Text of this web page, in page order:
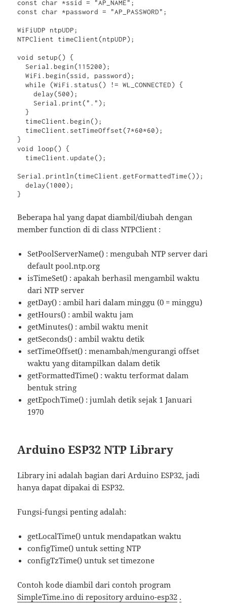
const char *ssid = "AP_NAME";
const char *password = "AP_PASSWORD";
WiFiUDP ntpUDP;
NTPClient timeClient(ntpUDP);
void setup() {
  WiFi.begin(ssid, password);
  while (WiFi.status() != WL_CONNECTED) {
    delay(500);
  }
}
void loop() {
Serial.println(timeClient.getFormattedTime());
  delay(1000);
}
Beberapa hal yang dapat diambil/diubah dengan
member function di di class NTPClient :
SetPoolServerName() : mengubah NTP server dari
default pool.ntp.org
isTimeSet() : apakah berhasil mengambil waktu
dari NTP server
getDay() : ambil hari dalam minggu (0 = minggu)
getHours() : ambil waktu jam
getMinutes() : ambil waktu menit
getSeconds() : ambil waktu detik
setTimeOffset() : menambah/mengurangi offset
waktu yang ditampilkan dalam detik
getFormattedTime() : waktu terformat dalam
bentuk string
getEpochTime() : jumlah detik sejak 1 Januari
1970
Arduino ESP32 NTP Library
Library ini adalah bagian dari Arduino ESP32, jadi
hanya dapat dipakai di ESP32.
Fungsi-fungsi penting adalah:
getLocalTime() untuk mendapatkan waktu
configTime() untuk setting NTP
configTzTime() untuk set timezone
Contoh kode diambil dari contoh program
SimpleTime.ino di repository arduino-esp32 .